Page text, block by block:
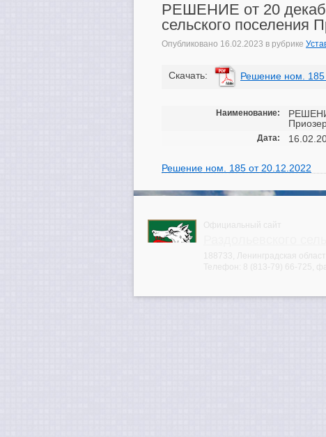
РЕШЕНИЕ от 20
сельского поселения
Опубликовано 16.02.2023 в рубрике
Cкачать: Решение ном. 185
Наименование:
Дата:
Решение ном. 185 от 20.12.2022
Официальный сайт
188733, Ленинградская
Телефон:
8 (813-79) 66-725 ,